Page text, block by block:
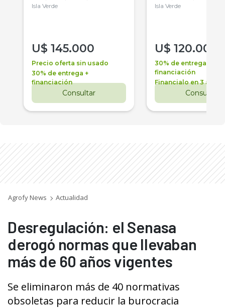
Isla Verde
U$ 145.000
Precio oferta sin usado
30% de entrega +
financiación
Consultar
Isla Verde
U$ 120.000
30% de entrega +
financiación
Financialo en 3 años
Consultar
Agrofy News Actualidad
Desregulación: el Senasa
derogó normas que llevaban
más de 60 años vigentes
Se eliminaron más de 40 normativas
obsoletas para reducir la burocracia